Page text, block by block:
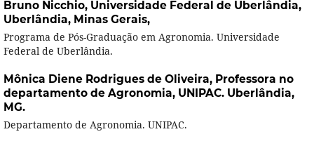
Bruno Nicchio, Universidade Federal de Uberlândia,
Uberlândia, Minas Gerais,
Programa de Pós-Graduação em Agronomia. Universidade
Federal de Uberlândia.
Mônica Diene Rodrigues de Oliveira, Professora no
departamento de Agronomia, UNIPAC. Uberlândia,
MG.
Departamento de Agronomia. UNIPAC.